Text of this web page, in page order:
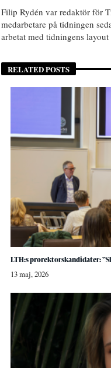
Filip Rydén var redaktör för
medarbetare på tidningen
arbetat med tidningens
RELATED POSTS
LTH:s prorektorskandidater:
13 maj, 2026